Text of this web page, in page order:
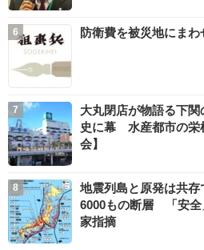
防衛費を被災地にまわ
大丸閉店が物語る下
史に幕 水産都市の栄
会】
地震列島と原発は共
6000もの断層 「安全
家指摘